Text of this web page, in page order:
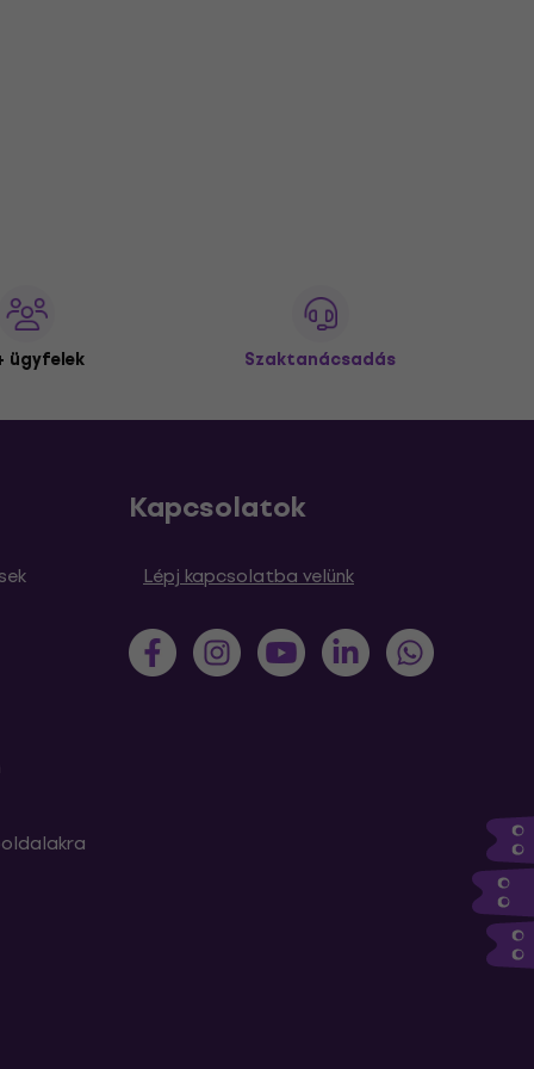
ügyfelek Szaktanácsadás
Kapcsolatok
Lépj kapcsolatba velünk